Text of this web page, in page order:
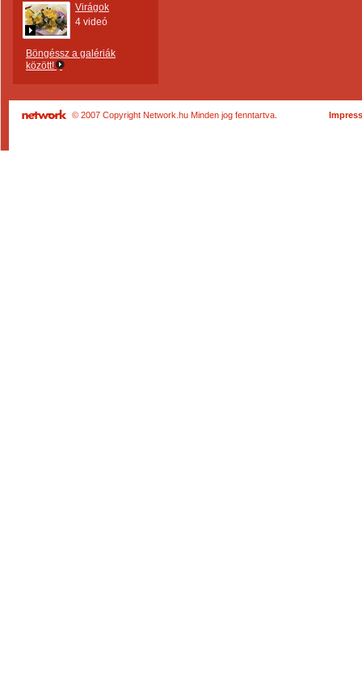
Virágok
4 videó
Böngéssz a galériák
között!
© 2007 Copyright Network.hu Minden jog fenntartva.